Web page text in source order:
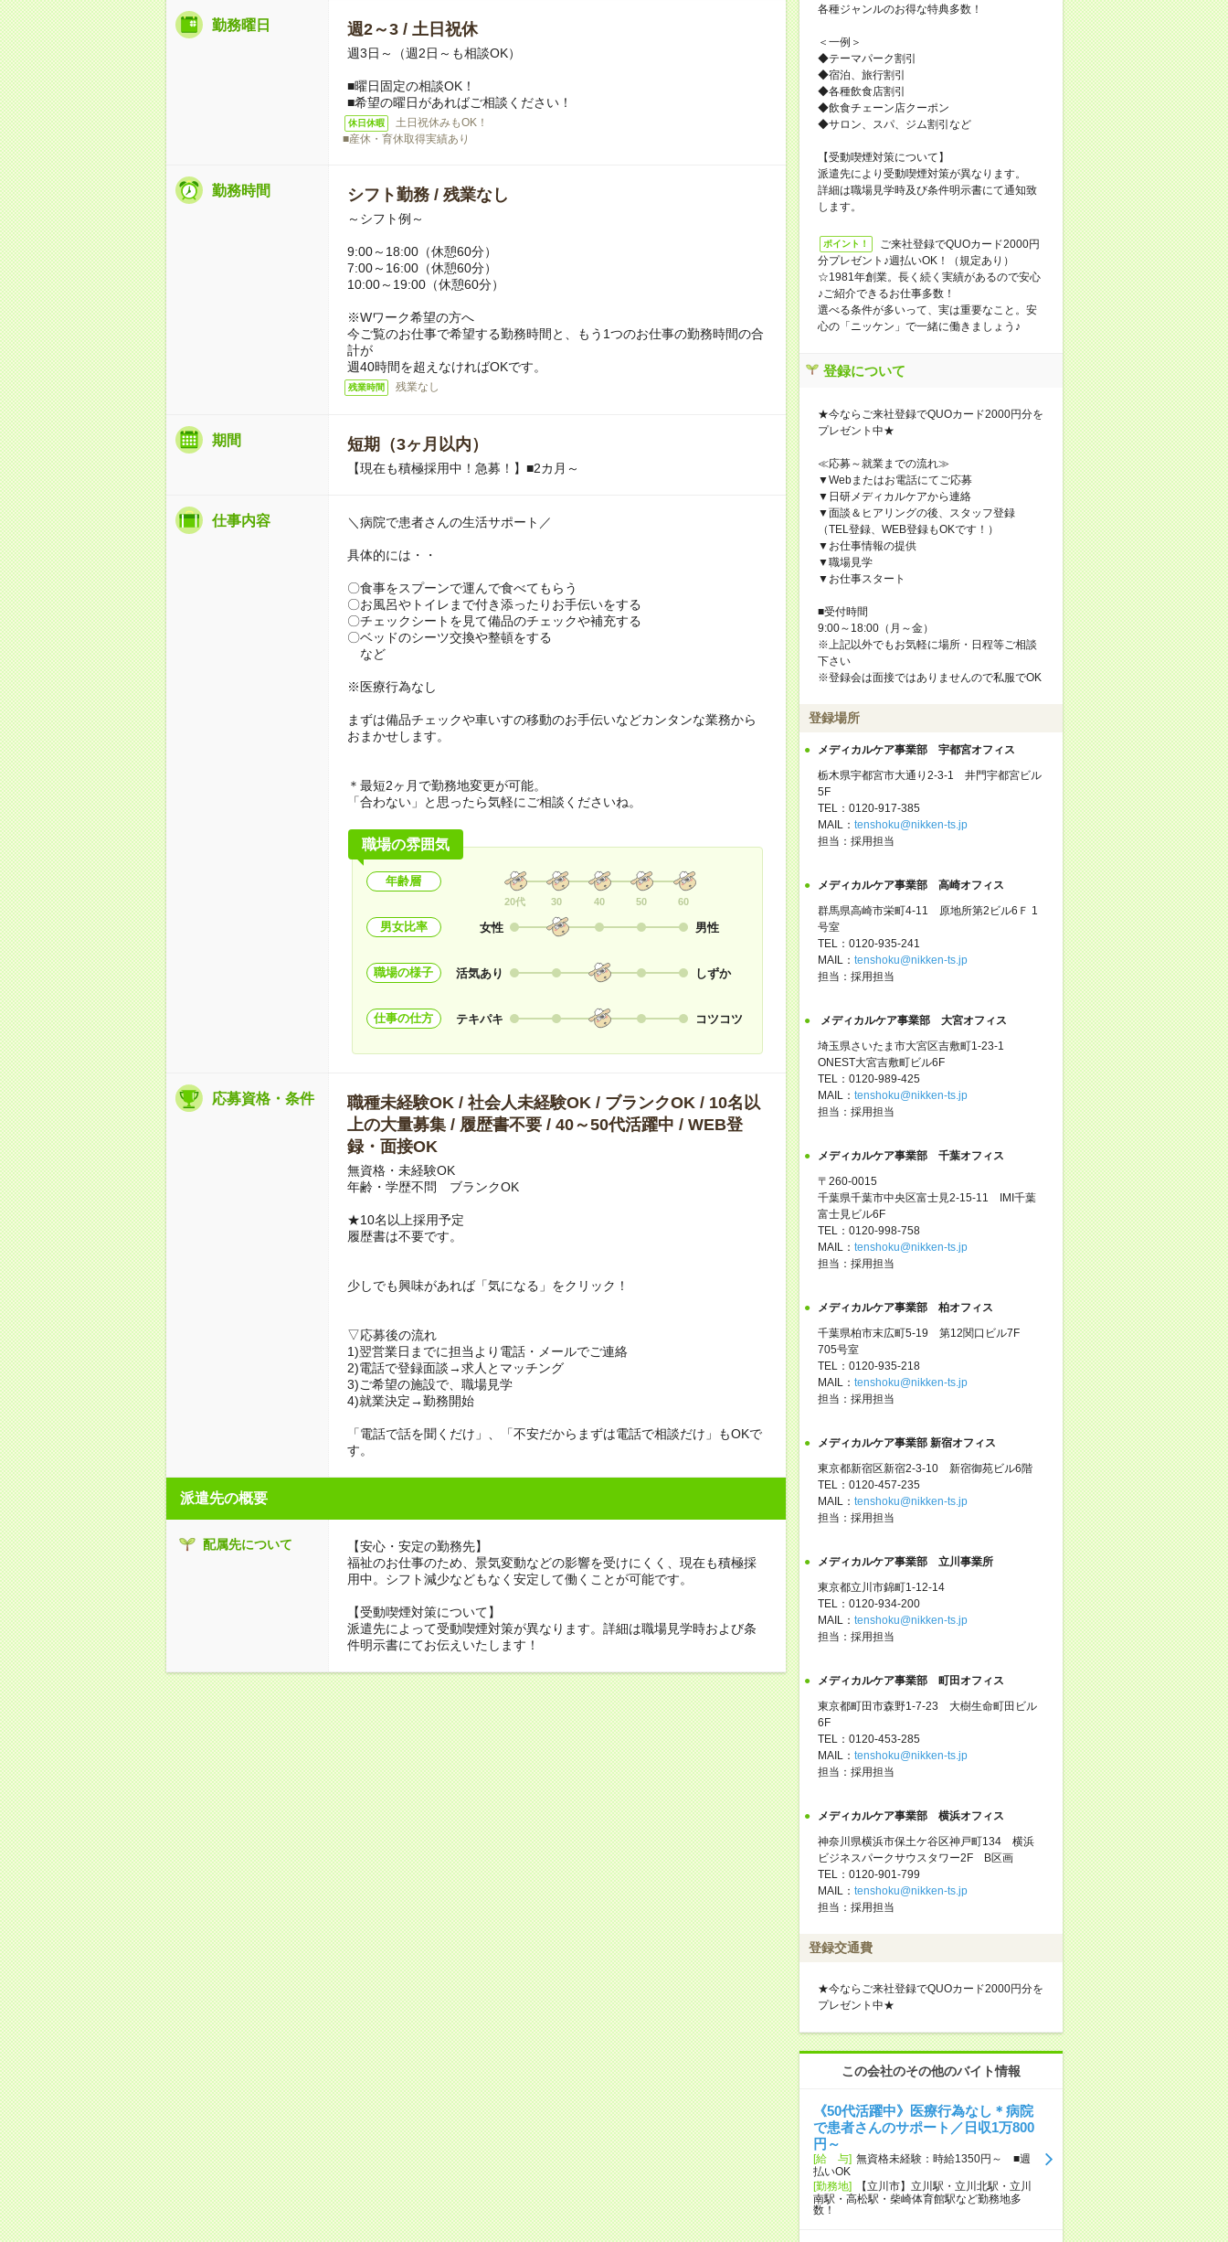
勤務曜日 週2～3 / 土日祝休
週3日～（週2日～も相談OK）
■曜日固定の相談OK！
■希望の曜日があればご相談ください！
休日休暇
土日祝休みもOK！
■産休・育休取得実績あり
勤務時間 シフト勤務 / 残業なし
～シフト例～
9:00～18:00（休憩60分）
7:00～16:00（休憩60分）
10:00～19:00（休憩60分）
※Wワーク希望の方へ
今ご覧のお仕事で希望する勤務時間と、もう1つのお仕事の勤務時間の合
計が
週40時間を超えなければOKです。
残業時間 残業なし
期間 短期（3ヶ月以内）
【現在も積極採用中！急募！】■2カ月～
仕事内容 ＼病院で患者さんの生活サポート／
具体的には・・
〇食事をスプーンで運んで食べてもらう
〇お風呂やトイレまで付き添ったりお手伝いをする
〇チェックシートを見て備品のチェックや補充する
〇ベッドのシーツ交換や整頓をする
など
※医療行為なし
まずは備品チェックや車いすの移動のお手伝いなどカンタンな業務から
おまかせします。
＊最短2ヶ月で勤務地変更が可能。
「合わない」と思ったら気軽にご相談くださいね。
職場の雰囲気
年齢層
20代 30 40 50 60
男女比率 女性 男性
職場の様子 活気あり しずか
仕事の仕方 テキパキ コツコツ
応募資格・条件
職種未経験OK / 社会人未経験OK / ブランクOK / 10名以
上の大量募集 / 履歴書不要 / 40～50代活躍中 / WEB登
録・面接OK
無資格・未経験OK
年齢・学歴不問 ブランクOK
★10名以上採用予定
履歴書は不要です。
少しでも興味があれば「気になる」をクリック！
▽応募後の流れ
1)翌営業日までに担当より電話・メールでご連絡
2)電話で登録面談→求人とマッチング
3)ご希望の施設で、職場見学
4)就業決定→勤務開始
「電話で話を聞くだけ」、「不安だからまずは電話で相談だけ」もOKで
す。
派遣先の概要
配属先について
【安心・安定の勤務先】
福祉のお仕事のため、景気変動などの影響を受けにくく、現在も積極採
用中。シフト減少などもなく安定して働くことが可能です。
【受動喫煙対策について】
派遣先によって受動喫煙対策が異なります。詳細は職場見学時および条
件明示書にてお伝えいたします！
各種ジャンルのお得な特典多数！
＜一例＞
◆テーマパーク割引
◆宿泊、旅行割引
◆各種飲食店割引
◆飲食チェーン店クーポン
◆サロン、スパ、ジム割引など
【受動喫煙対策について】
派遣先により受動喫煙対策が異なります。
詳細は職場見学時及び条件明示書にて通知致
します。
ポイント！
ご来社登録でQUOカード2000円
分プレゼント♪週払いOK！（規定あり）
☆1981年創業。長く続く実績があるので安心
♪ご紹介できるお仕事多数！
選べる条件が多いって、実は重要なこと。安
心の「ニッケン」で一緒に働きましょう♪
登録について
★今ならご来社登録でQUOカード2000円分を
プレゼント中★
≪応募～就業までの流れ≫
▼Webまたはお電話にてご応募
▼日研メディカルケアから連絡
▼面談＆ヒアリングの後、スタッフ登録
（TEL登録、WEB登録もOKです！）
▼お仕事情報の提供
▼職場見学
▼お仕事スタート
■受付時間
9:00～18:00（月～金）
※上記以外でもお気軽に場所・日程等ご相談
下さい
※登録会は面接ではありませんので私服でOK
登録場所
メディカルケア事業部 宇都宮オフィス
栃木県宇都宮市大通り2-3-1 井門宇都宮ビル
5F
TEL：0120-917-385
MAIL： tenshoku@nikken-ts.jp
担当：採用担当
メディカルケア事業部 高崎オフィス
群馬県高崎市栄町4-11 原地所第2ビル6Ｆ 1
号室
TEL：0120-935-241
MAIL： tenshoku@nikken-ts.jp
担当：採用担当
メディカルケア事業部 大宮オフィス
埼玉県さいたま市大宮区吉敷町1-23-1
ONEST大宮吉敷町ビル6F
TEL：0120-989-425
MAIL： tenshoku@nikken-ts.jp
担当：採用担当
メディカルケア事業部 千葉オフィス
〒260-0015
千葉県千葉市中央区富士見2-15-11 IMI千葉
富士見ビル6F
TEL：0120-998-758
MAIL： tenshoku@nikken-ts.jp
担当：採用担当
メディカルケア事業部 柏オフィス
千葉県柏市末広町5-19 第12関口ビル7F
705号室
TEL：0120-935-218
MAIL： tenshoku@nikken-ts.jp
担当：採用担当
メディカルケア事業部 新宿オフィス
東京都新宿区新宿2-3-10 新宿御苑ビル6階
TEL：0120-457-235
MAIL： tenshoku@nikken-ts.jp
担当：採用担当
メディカルケア事業部 立川事業所
東京都立川市錦町1-12-14
TEL：0120-934-200
MAIL： tenshoku@nikken-ts.jp
担当：採用担当
メディカルケア事業部 町田オフィス
東京都町田市森野1-7-23 大樹生命町田ビル
6F
TEL：0120-453-285
MAIL： tenshoku@nikken-ts.jp
担当：採用担当
メディカルケア事業部 横浜オフィス
神奈川県横浜市保土ケ谷区神戸町134 横浜
ビジネスパークサウスタワー2F B区画
TEL：0120-901-799
MAIL： tenshoku@nikken-ts.jp
担当：採用担当
登録交通費
★今ならご来社登録でQUOカード2000円分を
プレゼント中★
この会社のその他のバイト情報
《50代活躍中》医療行為なし＊病院
で患者さんのサポート／日収1万800
円～
[給 与] 無資格未経験：時給1350円～ ■週
払いOK
[勤務地]
【立川市】立川駅・立川北駅・立川
南駅・高松駅・柴崎体育館駅など勤務地多
数！